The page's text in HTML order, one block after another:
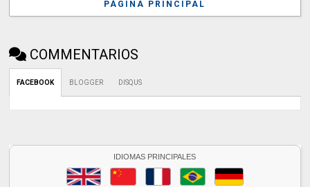
PÁGINA PRINCIPAL
COMMENTARIOS
FACEBOOK BLOGGER DISQUS
IDIOMAS PRINCIPALES